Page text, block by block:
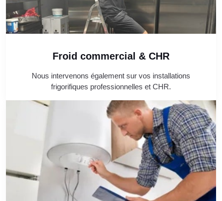
Froid commercial & CHR
Nous intervenons également sur vos installations
frigorifiques professionnelles et CHR.